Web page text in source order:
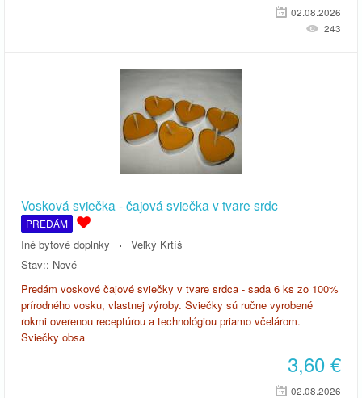
02.08.2026
243
Vosková sviečka - čajová sviečka v tvare srdc
PREDÁM
Iné bytové doplnky
Veľký Krtíš
Stav:: Nové
Predám voskové čajové sviečky v tvare srdca - sada 6 ks zo 100%
prírodného vosku, vlastnej výroby. Sviečky sú ručne vyrobené
rokmi overenou receptúrou a technológiou priamo včelárom.
Sviečky obsa
3,60 €
02.08.2026